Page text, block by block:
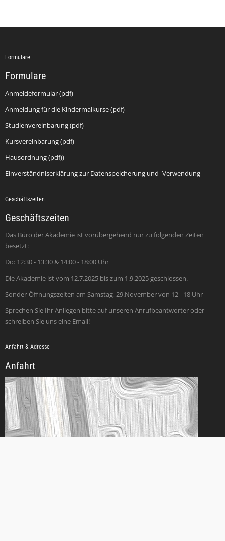
Formulare
Formulare
Anmeldeformular (pdf)
Anmeldung für die Kindermalkurse (pdf)
Studienvereinbarung (pdf)
Kursvereinbarung (pdf)
Hausordnung (pdf))
Einverständniserklärung zur Datenspeicherung und -Verwendung
Geschäftszeiten
Geschäftszeiten
Das Büro der Akademie ist vorübergehend nur zu folgenden Zeiten
besetzt:
Do: 12:30 - 13:30 & 14:00 - 18:00 Uhr
Die Akademie ist vom 12.7.2025 bis zum 1.9.2025 geschlossen.
Sonder-Öffnungszeiten am Samstag, 29.November von 12 - 18 Uhr
Sprechen Sie Ihr Anliegen bitte auf unseren Anrufbeantworter oder
schreiben Sie uns eine Email!
Anfahrt & Adresse
Anfahrt